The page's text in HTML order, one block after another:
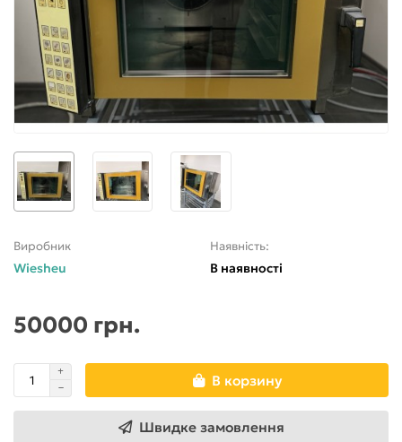
Виробник
Wiesheu
Наявність:
В наявності
50000 грн.
В корзину
Швидке замовлення